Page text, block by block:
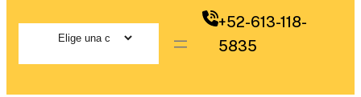
+52-613-118-
5835